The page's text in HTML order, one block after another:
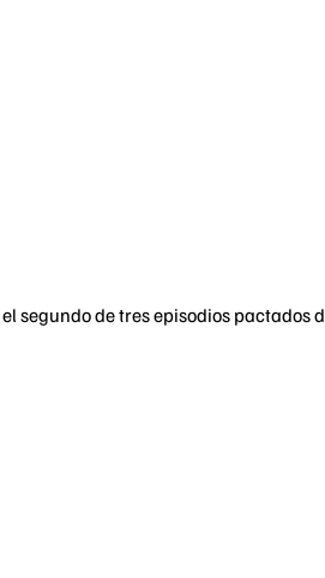
el segundo de tres episodios pactados